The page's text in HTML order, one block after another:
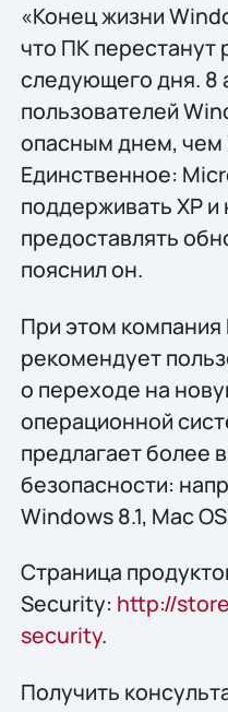
«Конец жизни
что ПК перестанут
следующего дня. 8
пользователей
опасным днем, чем
Единственное:
поддерживать XP
предоставлять
пояснил он.
При этом
рекомендует
о переходе на
операционной
предлагает более
безопасности:
Windows 8.1, Mac
Страница
Security: http://
security.
Получить